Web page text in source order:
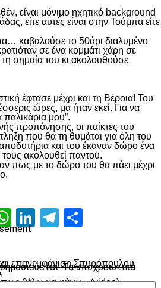
είναι μόνιμο ηχητικό background
είτε αυτές είναι στην Τούμπα είτε
καβαλούσε το 50άρι διαλυμένο
σε ένα κομμάτι χάρη σε
τη σημαία του κι ακολουθούσε
έφτασε μέχρι και τη Βέροια! Του
ώρες, μα ήταν εκεί. Για να
παλικάρια μου”.
προπόνησης, οι παίκτες του
που θα τη θυμάται για όλη του
και του έκαναν δώρο ένα
τους ακολουθεί παντού.
πως με το δώρο του θα πάει μέχρι
WhatsApp
LinkedIn
Telegram
επανεμφάνιση Σπυρόπουλου
πως θέλω να φύγω» (video)
Τα υποχρεωτικά